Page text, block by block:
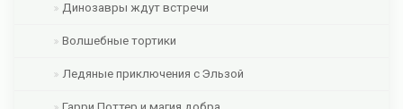
Динозавры ждут встречи
Волшебные тортики
Ледяные приключения с Эльзой